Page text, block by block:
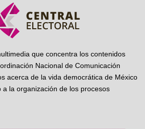
que concentra los contenidos
Nacional de Comunicación
acerca de la vida democrática de México
a la organización de los procesos